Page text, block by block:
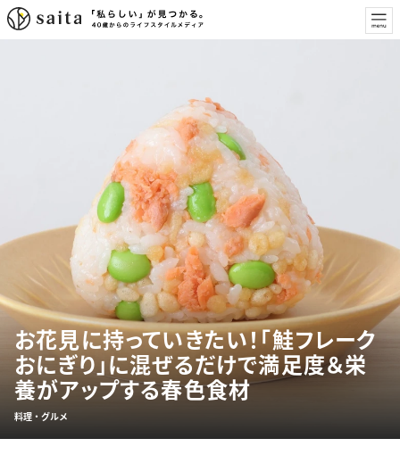
お花見に持っていきたい！「鮭フレーク
おにぎり」に混ぜるだけで満足度＆栄
養がアップする春色食材
料理・グルメ